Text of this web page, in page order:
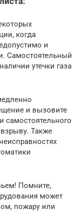
когда
и
Самостоятельный
утечки газа
и вызовите
самостоятельного
взрыву. Также
Помните,
может
пожару или